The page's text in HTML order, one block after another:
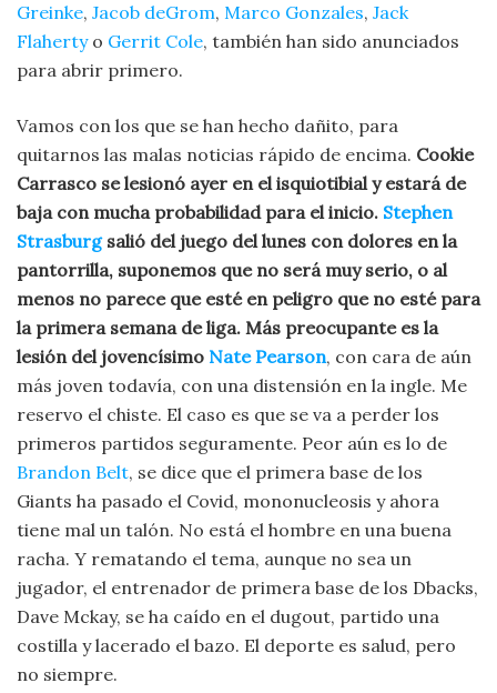
Greinke, Jacob deGrom, Marco Gonzales, Jack
Flahertyo Gerrit Cole, también han sido anunciados
para abrir primero.
Vamos con los que se han hecho dañito, para
quitarnos las malas noticias rápido de encima. Cookie
Carrasco se lesionó ayer en el isquiotibial y estará de
baja con mucha probabilidad para el inicio. Stephen
Strasburgsalió del juego del lunes con dolores en la
pantorrilla, suponemos que no será muy serio, o al
menos no parece que esté en peligro que no esté para
la primera semana de liga. Más preocupante es la
lesión del jovencísimo Nate Pearson, con cara de aún
más joven todavía, con una distensión en la ingle. Me
reservo el chiste. El caso es que se va a perder los
primeros partidos seguramente. Peor aún es lo de
Brandon Belt, se dice que el primera base de los
Giants ha pasado el Covid, mononucleosis y ahora
tiene mal un talón. No está el hombre en una buena
racha. Y rematando el tema, aunque no sea un
jugador, el entrenador de primera base de los Dbacks,
Dave Mckay, se ha caído en el dugout, partido una
costilla y lacerado el bazo. El deporte es salud, pero
no siempre.